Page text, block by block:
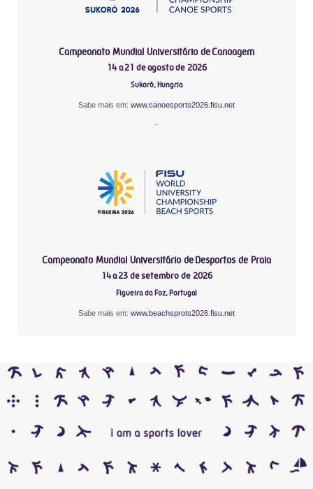
Campeonato Mundial Universitário de Canoagem
14 a 21 de agosto de 2026
Sukoró, Hungria
Sabe mais em: www.canoesports2026.fisu.net
-
Campeonato Mundial Universitário de Desportos de Praia
14 a 23 de setembro de 2026
Figueira da Foz, Portugal
Sabe mais em: www.beachsprots2026.fisu.net